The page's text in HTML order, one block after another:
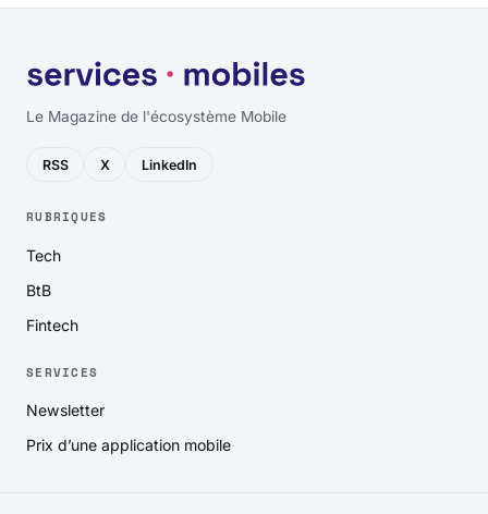
Le Magazine de l'écosystème Mobile
RSS X LinkedIn
RUBRIQUES
Tech
BtB
Fintech
SERVICES
Newsletter
Prix d’une application mobile